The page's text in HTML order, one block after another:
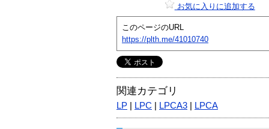
お気に入りに追加する
このページのURL
https://plth.me/41010740
関連カテゴリ
LP LPC LPCA3 LPCA